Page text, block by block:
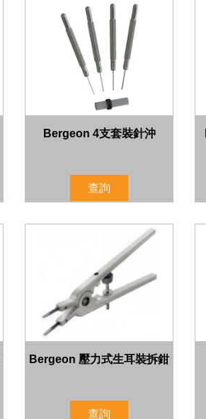
Bergeon 4支套裝針沖
查詢
Bergeon 壓力式生耳裝拆鉗
查詢